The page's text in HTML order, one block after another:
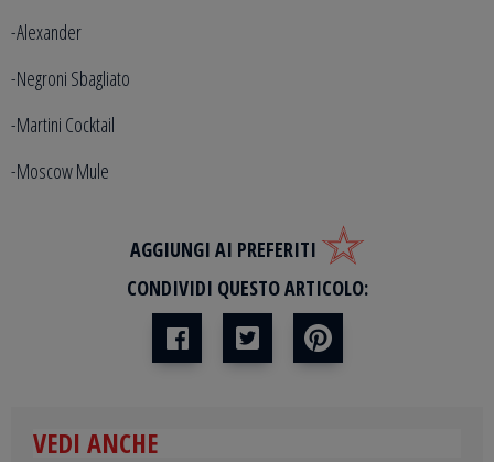
-Alexander
-Negroni Sbagliato
-Martini Cocktail
-Moscow Mule
AGGIUNGI AI PREFERITI
CONDIVIDI QUESTO ARTICOLO:
VEDI ANCHE